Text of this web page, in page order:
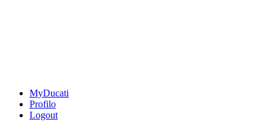
MyDucati
Profilo
Logout